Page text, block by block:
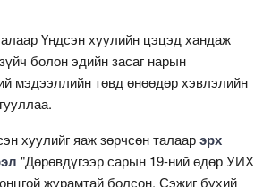
Үндсэн хуулийн цэцэд хандаж
болон эдийн засаг нарын
мэдээллийн төвд өнөөдөр хэвлэлийн
хуулийг яаж зөрчсөн талаарэрх
"Дөрөвдүгээр сарын 19-ний өдөр УИХ
журамтай болсон. Сэжиг бүхий